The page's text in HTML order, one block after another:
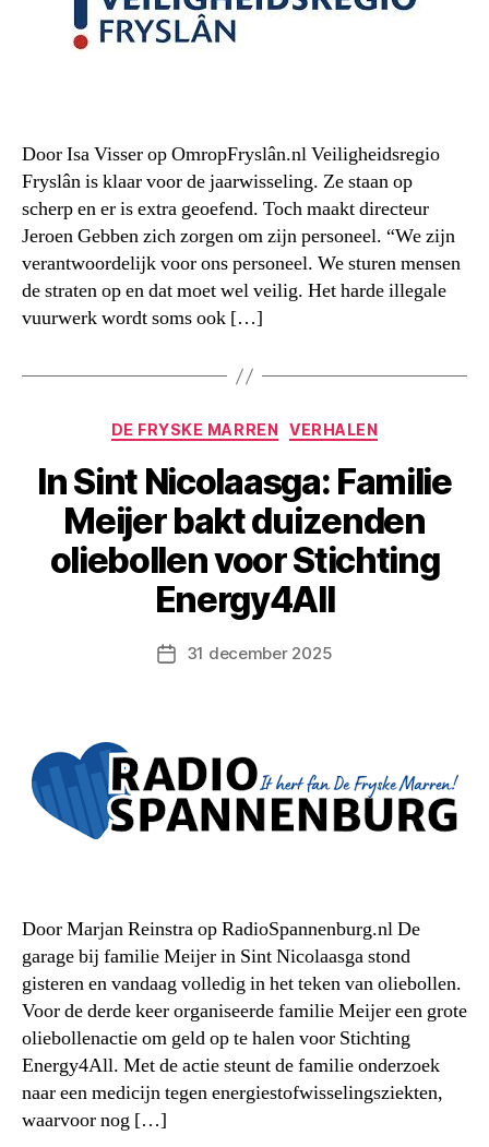
Door Isa Visser op OmropFryslân.nl Veiligheidsregio
Fryslân is klaar voor de jaarwisseling. Ze staan op
scherp en er is extra geoefend. Toch maakt directeur
Jeroen Gebben zich zorgen om zijn personeel. “We zijn
verantwoordelijk voor ons personeel. We sturen mensen
de straten op en dat moet wel veilig. Het harde illegale
vuurwerk wordt soms ook […]
Categorieën
DE FRYSKE MARREN VERHALEN
In Sint Nicolaasga: Familie
Meijer bakt duizenden
oliebollen voor Stichting
Energy4All
Berichtdatum
31 december 2025
Door Marjan Reinstra op RadioSpannenburg.nl De
garage bij familie Meijer in Sint Nicolaasga stond
gisteren en vandaag volledig in het teken van oliebollen.
Voor de derde keer organiseerde familie Meijer een grote
oliebollenactie om geld op te halen voor Stichting
Energy4All. Met de actie steunt de familie onderzoek
naar een medicijn tegen energiestofwisselingsziekten,
waarvoor nog […]